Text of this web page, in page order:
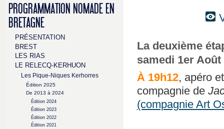
PROGRAMMATION NOMADE EN
BRETAGNE
PRÉSENTATION
BREST
LES RIAS
LE RELECQ-KERHUON
Les Pique-Niques Kerhorres
Édition 2025
De 2013 à 2024
Édition 2024
Édition 2023
Édition 2022
Édition 2021
La deuxième
samedi 1er
À 19h12, apéro
compagnie de
(compagnie Art